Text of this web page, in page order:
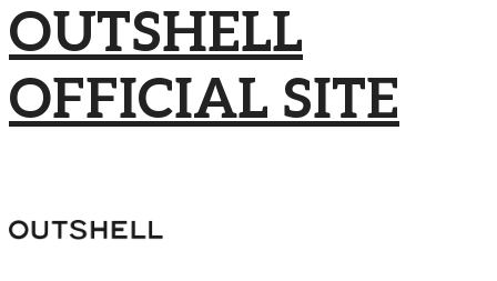
OUTSHELL
OFFICIAL SITE